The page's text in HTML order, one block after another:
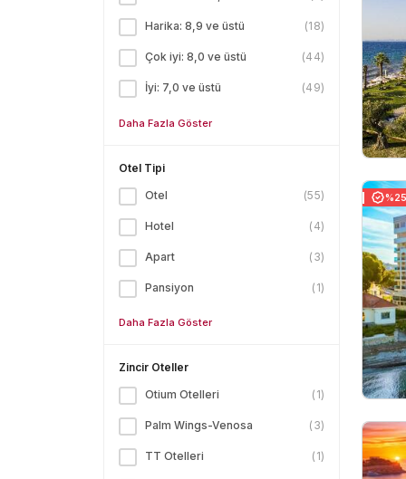
Harika: 8,9 ve üstü (18)
Çok iyi: 8,0 ve üstü (44)
İyi: 7,0 ve üstü (49)
Daha Fazla Göster
Otel Tipi
Otel
(55)
Hotel ( 4)
Apart ( 3)
Pansiyon ( 1)
Daha Fazla Göster
Zincir Oteller
Otium Otelleri
( 1)
Palm Wings-Venosa ( 3)
TT Otelleri ( 1)
%25